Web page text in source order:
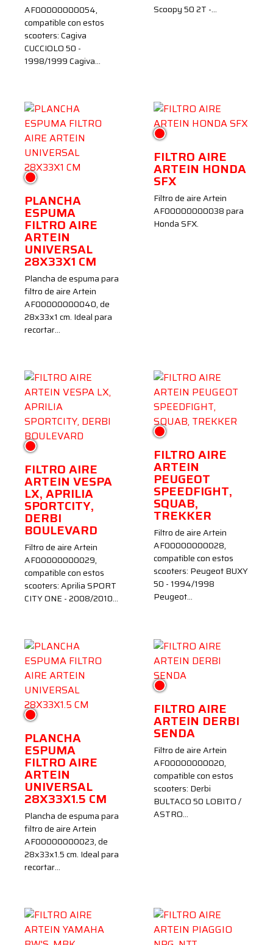
AF00000000054,
compatible con estos
scooters: Cagiva
CUCCIOLO 50 -
1998/1999 Cagiva…
Scoopy 50 2T -…
Rojo
PLANCHA
ESPUMA
FILTRO AIRE
ARTEIN
UNIVERSAL
28X33X1 CM
Plancha de espuma para
filtro de aire Artein
AF00000000040, de
28x33x1 cm. Ideal para
recortar…
Rojo
FILTRO AIRE
ARTEIN HONDA
SFX
Filtro de aire Artein
AF00000000038 para
Honda SFX.
Rojo
FILTRO AIRE
ARTEIN VESPA
LX, APRILIA
SPORTCITY,
DERBI
BOULEVARD
Filtro de aire Artein
AF00000000029,
compatible con estos
scooters: Aprilia SPORT
CITY ONE - 2008/2010…
Rojo
FILTRO AIRE
ARTEIN
PEUGEOT
SPEEDFIGHT,
SQUAB,
TREKKER
Filtro de aire Artein
AF00000000028,
compatible con estos
scooters: Peugeot BUXY
50 - 1994/1998
Peugeot…
Rojo
PLANCHA
ESPUMA
FILTRO AIRE
ARTEIN
UNIVERSAL
28X33X1.5 CM
Plancha de espuma para
filtro de aire Artein
AF00000000023, de
28x33x1.5 cm. Ideal para
recortar…
Rojo
FILTRO AIRE
ARTEIN DERBI
SENDA
Filtro de aire Artein
AF00000000020,
compatible con estos
scooters: Derbi
BULTACO 50 LOBITO /
ASTRO…